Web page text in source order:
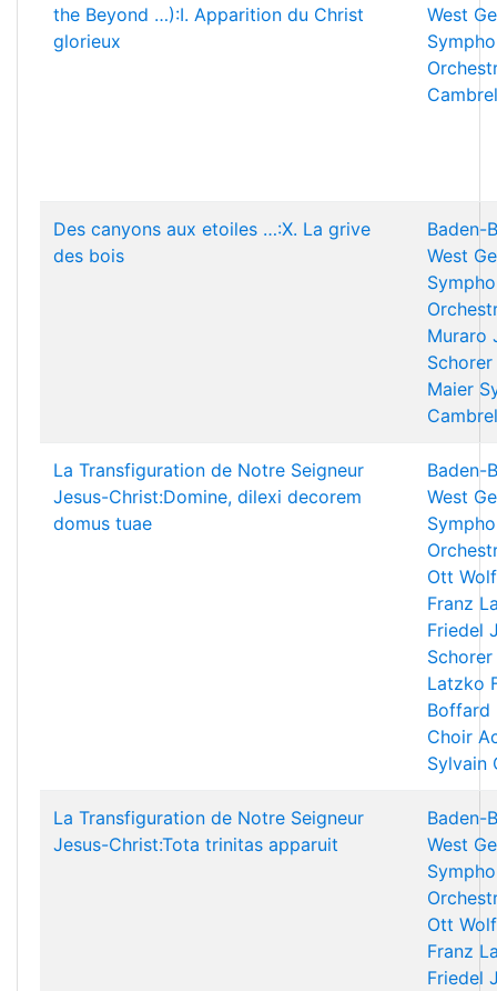
the Beyond …):I. Apparition du Christ
glorieux
West
Des canyons aux etoiles …:X. La grive
des bois
Baden-
West
Muraro
Schorer
Maier
La Transfiguration de Notre Seigneur
Jesus-Christ:Domine, dilexi decorem
domus tuae
Baden-
West
Ott
Franz
Friedel
Schorer
Latzko
Boffard
Choir
Sylvain
La Transfiguration de Notre Seigneur
Jesus-Christ:Tota trinitas apparuit
Baden-
West
Ott
Franz
Friedel